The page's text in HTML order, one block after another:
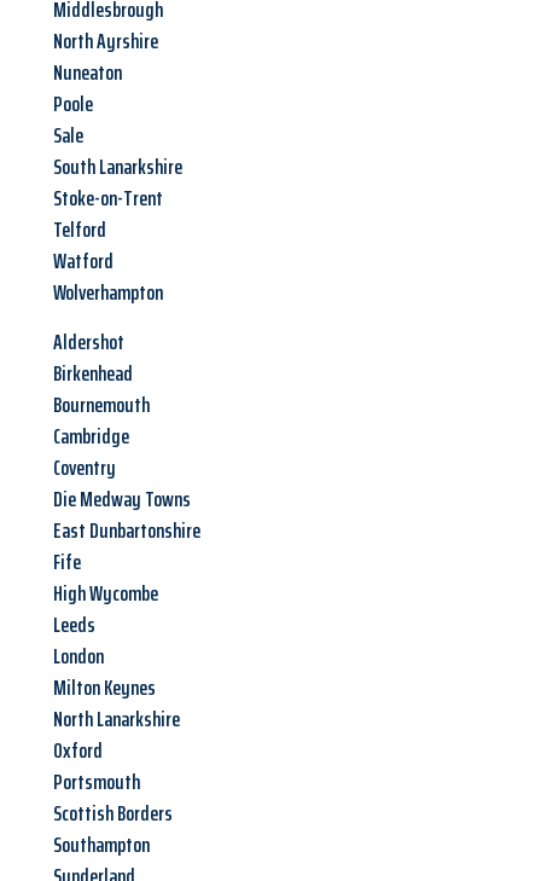
Middlesbrough
North Ayrshire
Nuneaton
Poole
Sale
South Lanarkshire
Stoke-on-Trent
Telford
Watford
Wolverhampton
Aldershot
Birkenhead
Bournemouth
Cambridge
Coventry
Die Medway Towns
East Dunbartonshire
Fife
High Wycombe
Leeds
London
Milton Keynes
North Lanarkshire
Oxford
Portsmouth
Scottish Borders
Southampton